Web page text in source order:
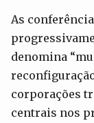
As
denomina
corporações
centrais nos